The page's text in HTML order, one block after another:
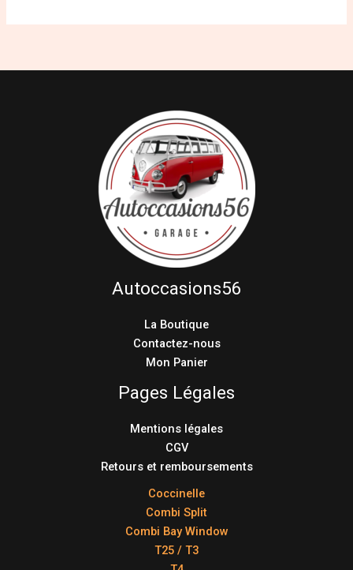
Autoccasions56
La Boutique
Contactez-nous
Mon Panier
Pages Légales
Mentions légales
CGV
Retours et remboursements
Coccinelle
Combi Split
Combi Bay Window
T25 / T3